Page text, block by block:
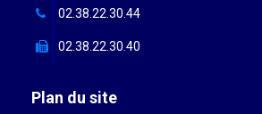
02.38.22.30.44
02.38.22.30.40
Plan du site